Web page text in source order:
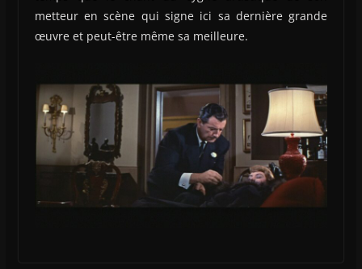
metteur en scène qui signe ici sa dernière grande
œuvre et peut-être même sa meilleure.